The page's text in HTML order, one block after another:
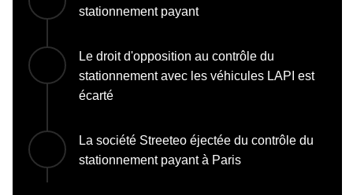
stationnement payant
Le droit d'opposition au contrôle du
stationnement avec les véhicules LAPI est
écarté
La société Streeteo éjectée du contrôle du
stationnement payant à Paris